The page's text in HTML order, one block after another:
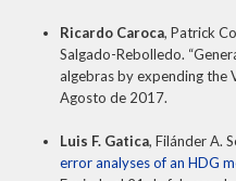
Ricardo Caroca, Patrick
Salgado-Rebolledo.
algebras by expending the
Agosto de 2017.
Luis F. Gatica, Filánder A.
error analyses of an HDG